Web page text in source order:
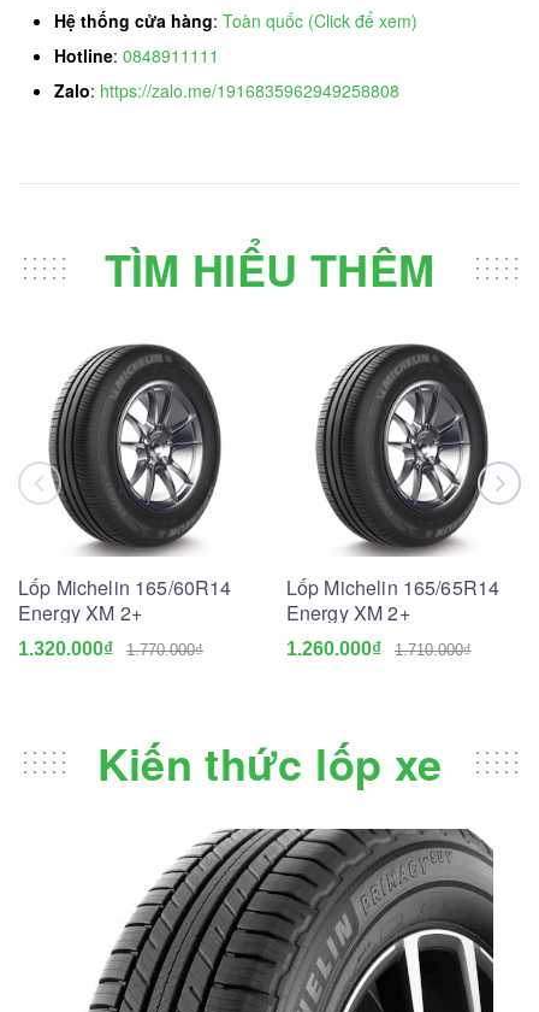
Hệ thống cửa hàng: Toàn quốc (Click để xem)
Hotline: 0848911111
Zalo: https://zalo.me/1916835962949258808
TÌM HIỂU THÊM
Lốp Michelin 165/60R14
Energy XM 2+
1.320.000₫ 1.770.000₫
Lốp Michelin 165/65R14
Energy XM 2+
1.260.000₫ 1.710.000₫
Kiến thức lốp xe